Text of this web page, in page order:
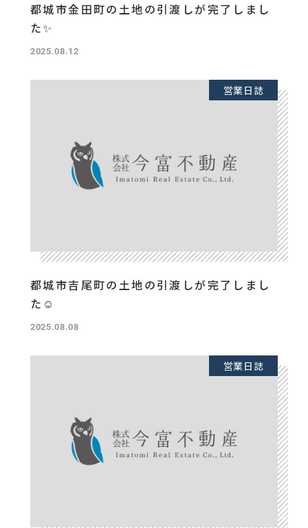
都城市金田町の土地の引渡しが完了しまし
た✨
2025.08.12
営業日誌
都城市吉尾町の土地の引渡しが完了しまし
た☺️
2025.08.08
営業日誌